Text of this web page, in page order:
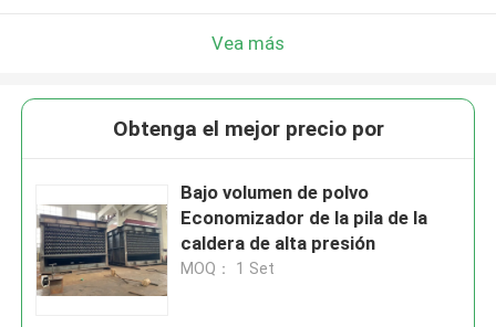
Vea más
Obtenga el mejor precio por
Bajo volumen de polvo
Economizador de la pila de la
caldera de alta presión
MOQ： 1 Set